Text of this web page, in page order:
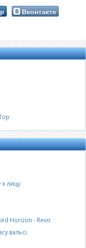
Вконтакте
к лицу
Horizon - Revo
вальсi.